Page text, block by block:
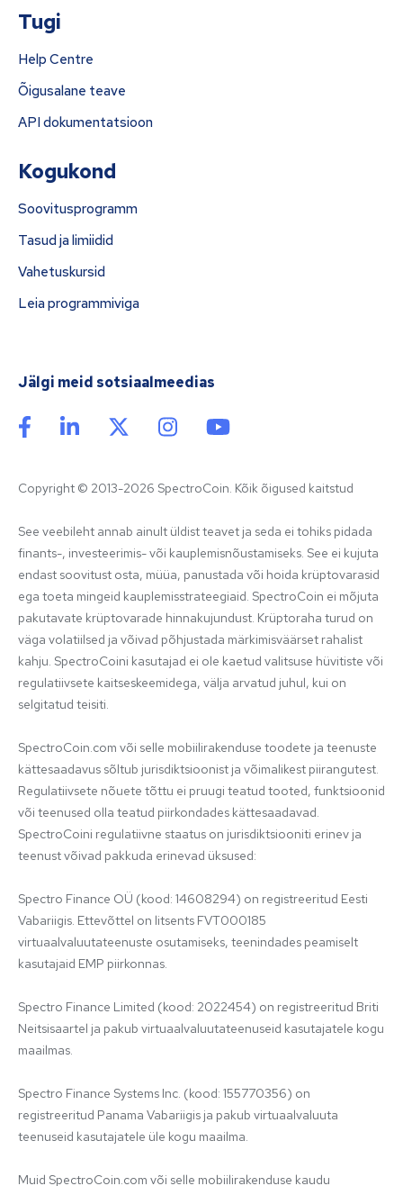
Tugi
Help Centre
Õigusalane teave
API dokumentatsioon
Kogukond
Soovitusprogramm
Tasud ja limiidid
Vahetuskursid
Leia programmiviga
Jälgi meid sotsiaalmeedias
Copyright © 2013-2026 SpectroCoin. Kõik õigused kaitstud
See veebileht annab ainult üldist teavet ja seda ei tohiks pidada
finants-, investeerimis- või kauplemisnõustamiseks. See ei kujuta
endast soovitust osta, müüa, panustada või hoida krüptovarasid
ega toeta mingeid kauplemisstrateegiaid. SpectroCoin ei mõjuta
pakutavate krüptovarade hinnakujundust. Krüptoraha turud on
väga volatiilsed ja võivad põhjustada märkimisväärset rahalist
kahju. SpectroCoini kasutajad ei ole kaetud valitsuse hüvitiste või
regulatiivsete kaitseskeemidega, välja arvatud juhul, kui on
selgitatud teisiti.
SpectroCoin.com või selle mobiilirakenduse toodete ja teenuste
kättesaadavus sõltub jurisdiktsioonist ja võimalikest piirangutest.
Regulatiivsete nõuete tõttu ei pruugi teatud tooted, funktsioonid
või teenused olla teatud piirkondades kättesaadavad.
SpectroCoini regulatiivne staatus on jurisdiktsiooniti erinev ja
teenust võivad pakkuda erinevad üksused:
Spectro Finance OÜ (kood: 14608294) on registreeritud Eesti
Vabariigis. Ettevõttel on litsents FVT000185
virtuaalvaluutateenuste osutamiseks, teenindades peamiselt
kasutajaid EMP piirkonnas.
Spectro Finance Limited (kood: 2022454) on registreeritud Briti
Neitsisaartel ja pakub virtuaalvaluutateenuseid kasutajatele kogu
maailmas.
Spectro Finance Systems Inc. (kood: 155770356) on
registreeritud Panama Vabariigis ja pakub virtuaalvaluuta
teenuseid kasutajatele üle kogu maailma.
Muid SpectroCoin.com või selle mobiilirakenduse kaudu